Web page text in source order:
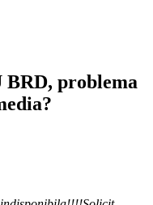
BRD, problema